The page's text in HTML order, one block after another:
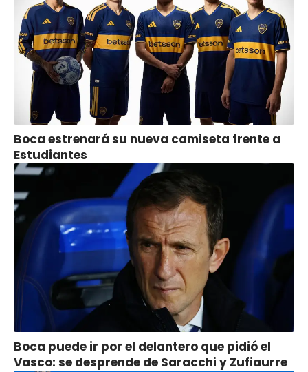
Boca estrenará su nueva camiseta frente a
Estudiantes
Boca puede ir por el delantero que pidió el
Vasco: se desprende de Saracchi y Zufiaurre